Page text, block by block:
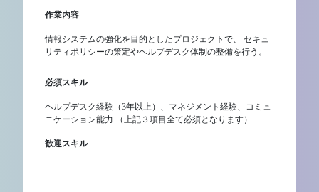
作業内容
情報システムの強化を目的としたプロジェクトで、 セキュ
リティポリシーの策定やヘルプデスク体制の整備を行う。
必須スキル
ヘルプデスク経験（3年以上）、マネジメント経験、コミュ
ニケーション能力 （上記３項目全て必須となります）
歓迎スキル
----